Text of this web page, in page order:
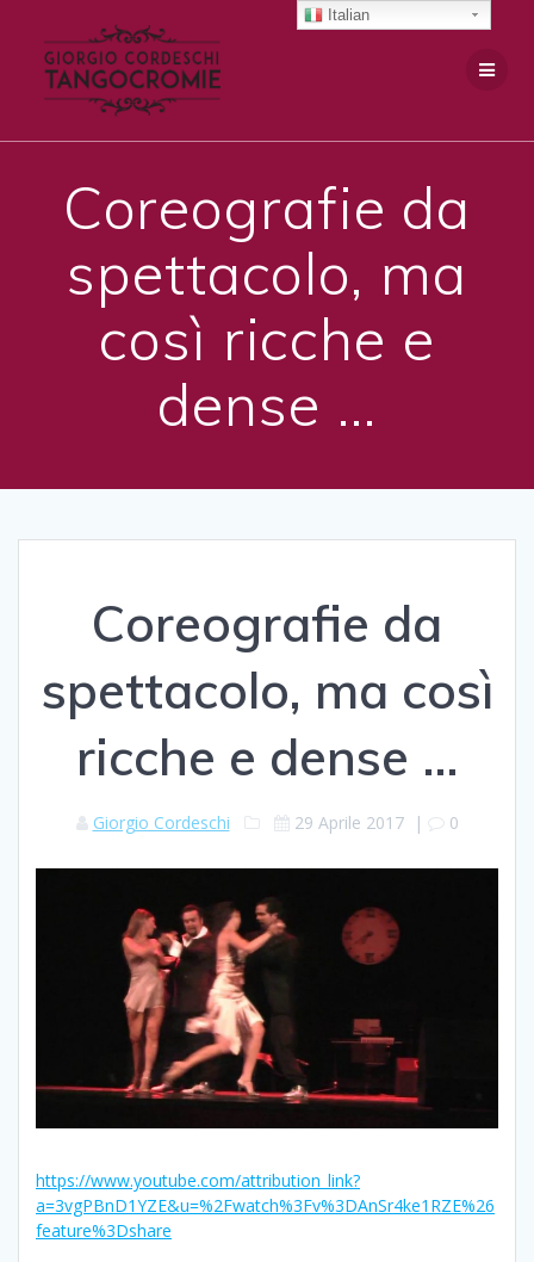
Coreografie da
spettacolo, ma
così ricche e
dense …
Coreografie da
spettacolo, ma così
ricche e dense …
Giorgio Cordeschi 29 Aprile 2017| 0
https://www.youtube.com/attribution_link?
a=3vgPBnD1YZE&u=%2Fwatch%3Fv%3DAnSr4ke1RZE%26
feature%3Dshare
Italian